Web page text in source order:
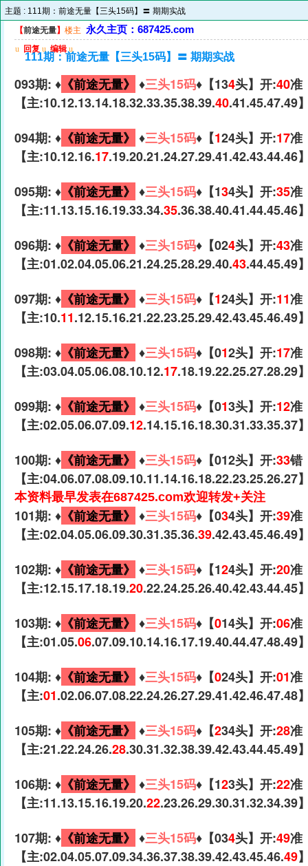
主题 : 111期：前途无量【三头15码】〓 期期实战
【前途无量】 楼主 永久主页：687425.com
u 回复 u 编辑 u
111期：前途无量【三头15码】〓 期期实战
093期: ♦️ 《前途无量》 ♦️三头15码♦️【134头】开:40准
【主:10.12.13.14.18.32.33.35.38.39.40.41.45.47.49
094期: ♦️ 《前途无量》 ♦️三头15码♦️【124头】开:17准
【主:10.12.16.17.19.20.21.24.27.29.41.42.43.44.46
095期: ♦️ 《前途无量》 ♦️三头15码♦️【134头】开:35准
【主:11.13.15.16.19.33.34.35.36.38.40.41.44.45.46
096期: ♦️ 《前途无量》 ♦️三头15码♦️【024头】开:43准
【主:01.02.04.05.06.21.24.25.28.29.40.43.44.45.49
097期: ♦️ 《前途无量》 ♦️三头15码♦️【124头】开:11准
【主:10.11.12.15.16.21.22.23.25.29.42.43.45.46.49
098期: ♦️ 《前途无量》 ♦️三头15码♦️【012头】开:17准
【主:03.04.05.06.08.10.12.17.18.19.22.25.27.28.29
099期: ♦️ 《前途无量》 ♦️三头15码♦️【013头】开:12准
【主:02.05.06.07.09.12.14.15.16.18.30.31.33.35.37
100期: ♦️ 《前途无量》 ♦️三头15码♦️【012头】开:33错
【主:04.06.07.08.09.10.11.14.16.18.22.23.25.26.27
本资料最早发表在687425.com欢迎转发+关注
101期: ♦️ 《前途无量》 ♦️三头15码♦️【034头】开:39准
【主:02.04.05.06.09.30.31.35.36.39.42.43.45.46.49
102期: ♦️ 《前途无量》 ♦️三头15码♦️【124头】开:20准
【主:12.15.17.18.19.20.22.24.25.26.40.42.43.44.45
103期: ♦️ 《前途无量》 ♦️三头15码♦️【014头】开:06准
【主:01.05.06.07.09.10.14.16.17.19.40.44.47.48.49
104期: ♦️ 《前途无量》 ♦️三头15码♦️【024头】开:01准
【主:01.02.06.07.08.22.24.26.27.29.41.42.46.47.48
105期: ♦️ 《前途无量》 ♦️三头15码♦️【234头】开:28准
【主:21.22.24.26.28.30.31.32.38.39.42.43.44.45.49
106期: ♦️ 《前途无量》 ♦️三头15码♦️【123头】开:22准
【主:11.13.15.16.19.20.22.23.26.29.30.31.32.34.39
107期: ♦️ 《前途无量》 ♦️三头15码♦️【034头】开:49准
【主:02.04.05.07.09.34.36.37.38.39.42.43.45.46.49